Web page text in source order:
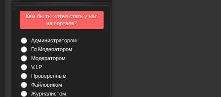
Кем бы ты хотел стать у нас
на портале?
Администратором
Гл.Модератором
Модератором
V.I.P
Проверенным
Файловиком
Журналистом